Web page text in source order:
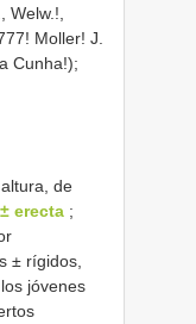
Welw.!,
Moller! J.
Cunha!);
de
± erecta ;
± rígidos,
jóvenes